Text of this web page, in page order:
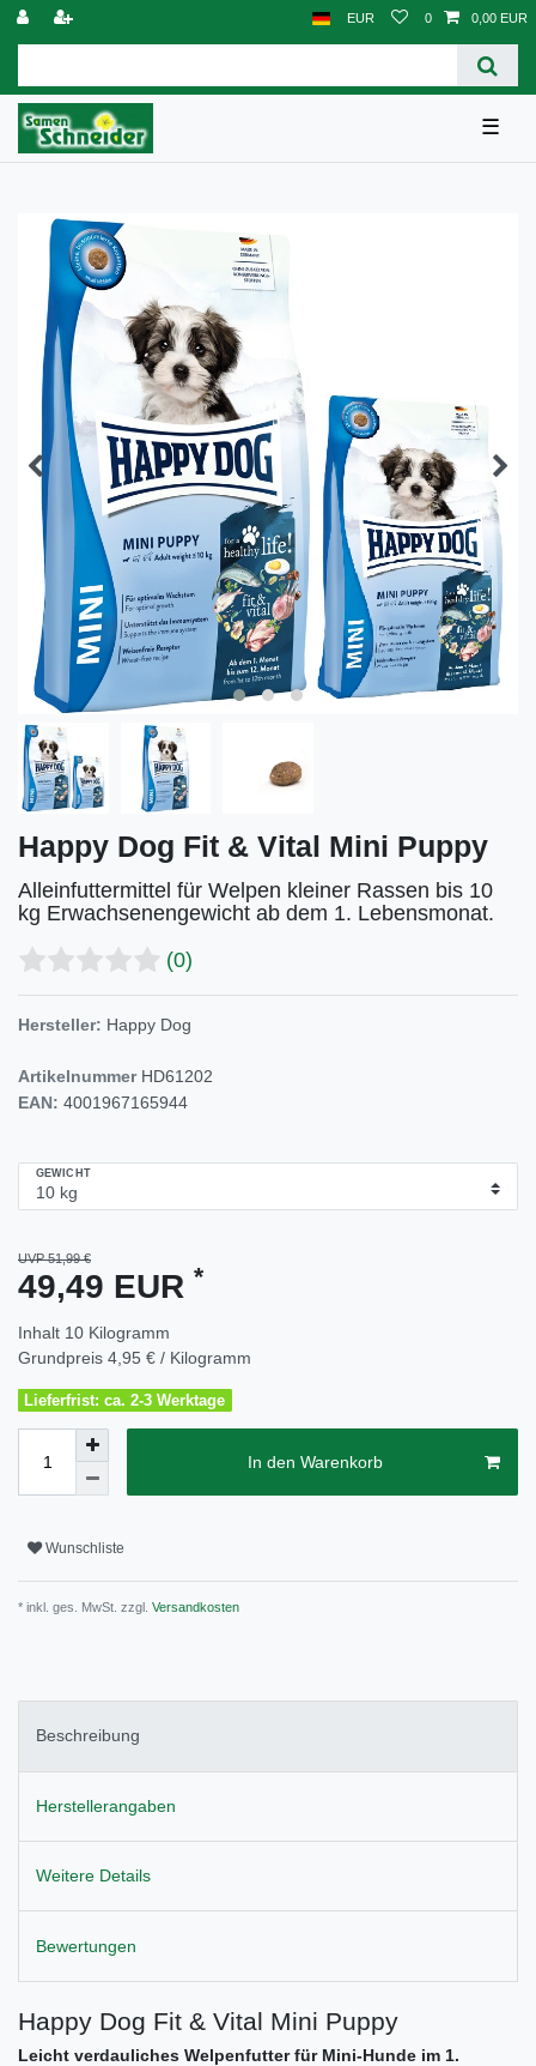
EUR 0 0,00 EUR
☰
Happy Dog Fit & Vital Mini Puppy
Alleinfuttermittel für Welpen kleiner Rassen bis 10
kg Erwachsenengewicht ab dem 1. Lebensmonat.
(0)
Hersteller: Happy Dog
Artikelnummer HD61202
EAN: 4001967165944
GEWICHT
UVP 51,99 €
49,49 EUR *
Inhalt 10 Kilogramm
Grundpreis 4,95 € / Kilogramm
Lieferfrist: ca. 2-3 Werktage
In den Warenkorb
Wunschliste
* inkl. ges. MwSt. zzgl. Versandkosten
Beschreibung
Herstellerangaben
Weitere Details
Bewertungen
Happy Dog Fit & Vital Mini Puppy
Leicht verdauliches Welpenfutter für Mini-Hunde im 1.